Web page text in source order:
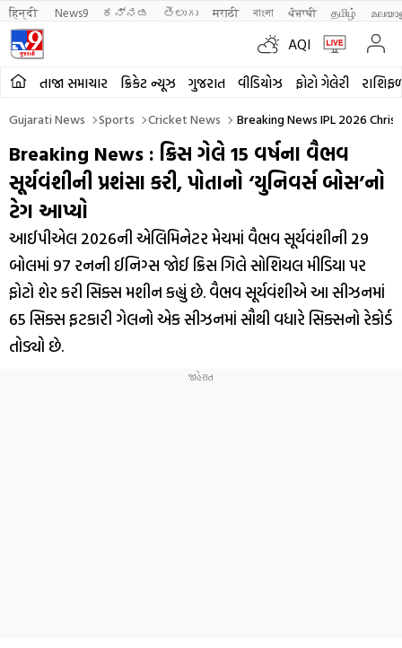
हिन्दी News9 ಕನ್ನಡ తెలుగు मराठी বাংলা ਪੰਜਾਬੀ தமிழ்
AQI
તાજા સમાચાર ક્રિકેટ ન્યૂઝ ગુજરાત વીડિયોઝ ફોટો ગેલેરી
Gujarati News Sports Cricket News Breaking News IPL 2026 Chris
Breaking News : ક્રિસ ગેલે 15 વર્ષના વૈભવ
સૂર્યવંશીની પ્રશંસા કરી, પોતાનો ‘યુનિવર્સ બોસ’નો
ટેગ આપ્યો
આઈપીએલ 2026ની એલિમિનેટર મેચમાં વૈભવ સૂર્યવંશીની 29
બોલમાં 97 રનની ઈનિગ્સ જોઈ ક્રિસ ગિલે સોશિયલ મીડિયા પર
ફોટો શેર કરી સિક્સ મશીન કહ્યું છે. વૈભવ સૂર્યવંશીએ આ સીઝનમાં
65 સિક્સ ફટકારી ગેલનો એક સીઝનમાં સૌથી વધારે સિક્સનો રેકોર્ડ
તોડ્યો છે.